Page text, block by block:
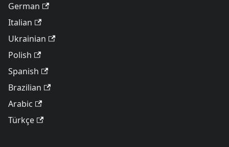
German
Italian
Ukrainian
Polish
Spanish
Brazilian
Arabic
Türkçe